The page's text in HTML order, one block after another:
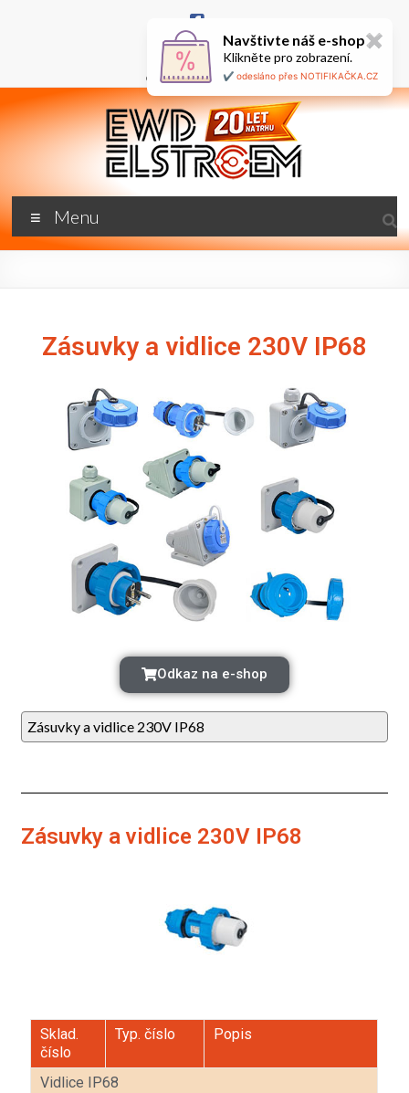
+420 777 687 800
ewd@ewdel.cz
🇬🇧
Menu
Zásuvky a vidlice 230V IP68
Odkaz na e-shop
Zásuvky a vidlice 230V IP68
Zásuvky a vidlice 230V IP68
Sklad.
číslo
Typ. číslo Popis
Vidlice IP68
Navštivte náš e-shop✖
Klikněte pro zobrazení.
✔️ odesláno přes NOTIFIKAČKA.CZ